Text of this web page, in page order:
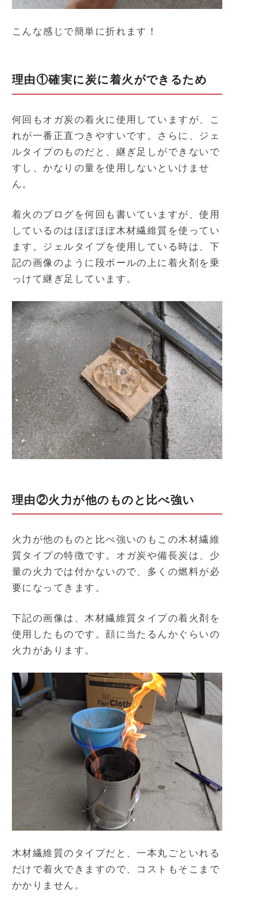
こんな感じで簡単に折れます！
理由①確実に炭に着火ができるため
何回もオガ炭の着火に使用していますが、こ
れが一番正直つきやすいです。さらに、ジェ
ルタイプのものだと、継ぎ足しができないで
すし、かなりの量を使用しないといけませ
ん。
着火のブログを何回も書いていますが、使用
しているのはほぼほぼ木材繊維質を使ってい
ます。ジェルタイプを使用している時は、下
記の画像のように段ボールの上に着火剤を乗
っけて継ぎ足しています。
理由②火力が他のものと比べ強い
火力が他のものと比べ強いのもこの木材繊維
質タイプの特徴です。オガ炭や備長炭は、少
量の火力では付かないので、多くの燃料が必
要になってきます。
下記の画像は、木材繊維質タイプの着火剤を
使用したものです。顔に当たるんかぐらいの
火力があります。
木材繊維質のタイプだと、一本丸ごといれる
だけで着火できますので、コストもそこまで
かかりません。